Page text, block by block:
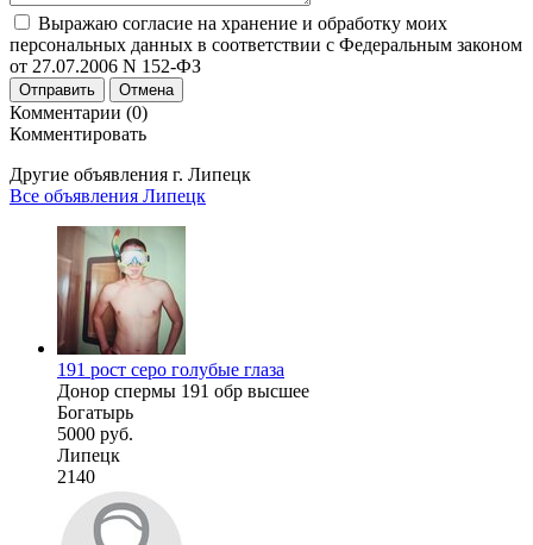
Выражаю согласие на хранение и обработку моих
персональных данных в соответствии с Федеральным законом
от 27.07.2006 N 152-ФЗ
Отправить Отмена
Комментарии (0)
Комментировать
Другие объявления г. Липецк
Все объявления Липецк
191 рост серо голубые глаза
Донор спермы 191 обр высшее
Богатырь
5000 руб.
Липецк
2140